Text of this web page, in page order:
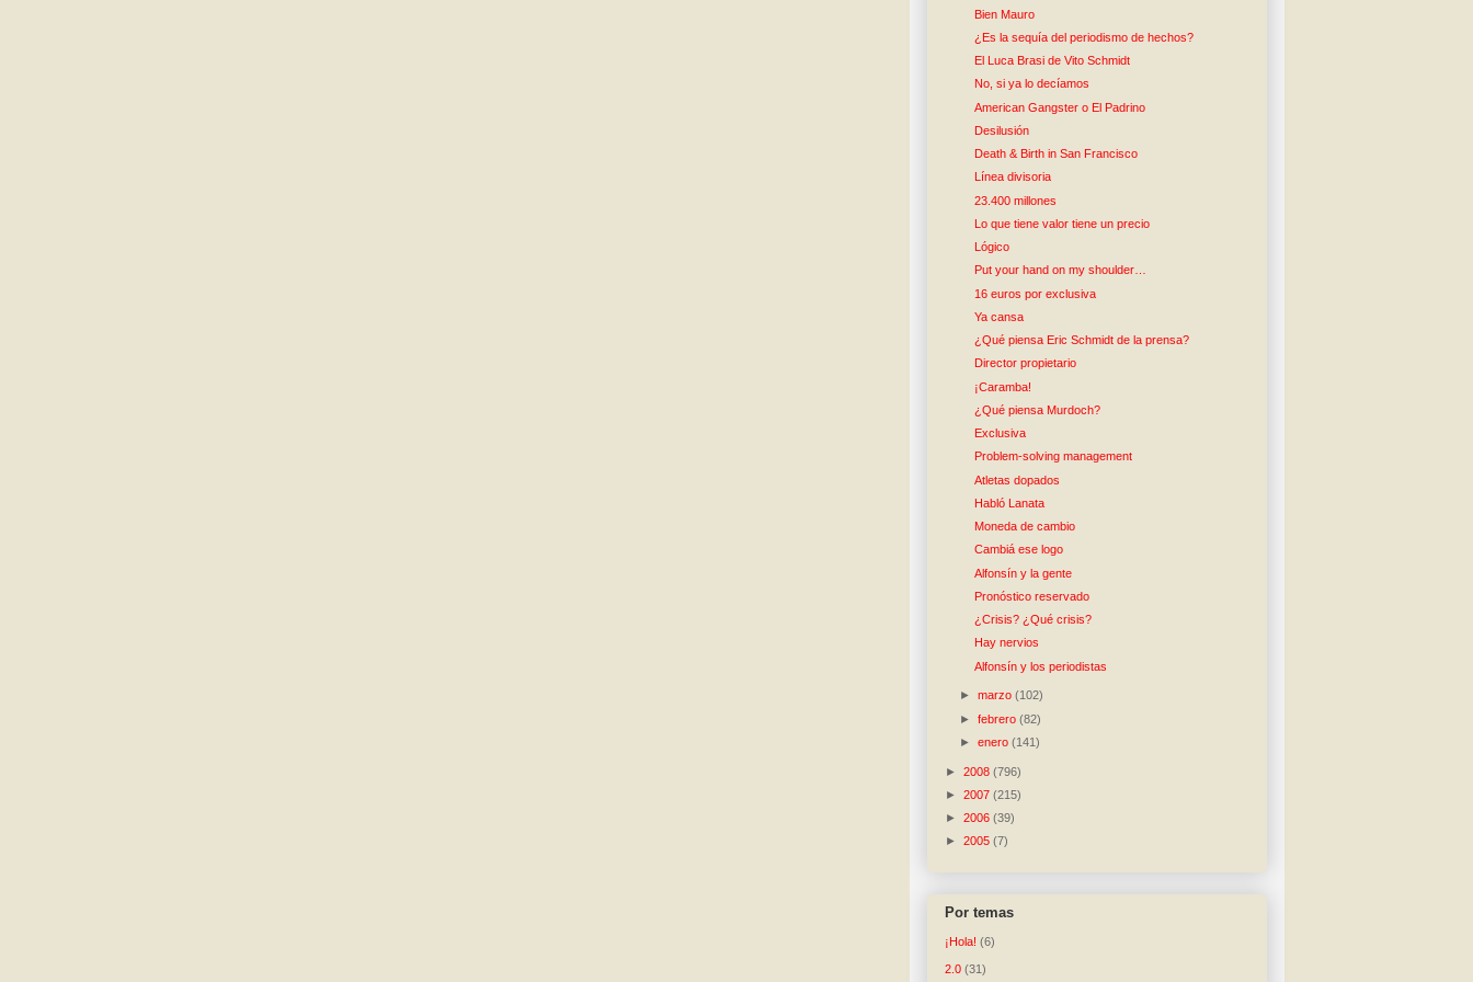
Bien Mauro
¿Es la sequía del periodismo de hechos?
El Luca Brasi de Vito Schmidt
No, si ya lo decíamos
American Gangster o El Padrino
Desilusión
Death & Birth in San Francisco
Línea divisoria
23.400 millones
Lo que tiene valor tiene un precio
Lógico
Put your hand on my shoulder…
16 euros por exclusiva
Ya cansa
¿Qué piensa Eric Schmidt de la prensa?
Director propietario
¡Caramba!
¿Qué piensa Murdoch?
Exclusiva
Problem-solving management
Atletas dopados
Habló Lanata
Moneda de cambio
Cambiá ese logo
Alfonsín y la gente
Pronóstico reservado
¿Crisis? ¿Qué crisis?
Hay nervios
Alfonsín y los periodistas
►marzo(102)
►febrero(82)
►enero(141)
► 2008 (796)
► 2007 (215)
► 2006 (39)
► 2005 (7)
Por temas
¡Hola! (6)
2.0 (31)